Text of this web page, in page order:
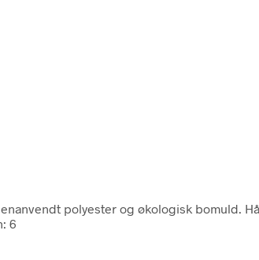
polyester og økologisk bomuld.
6